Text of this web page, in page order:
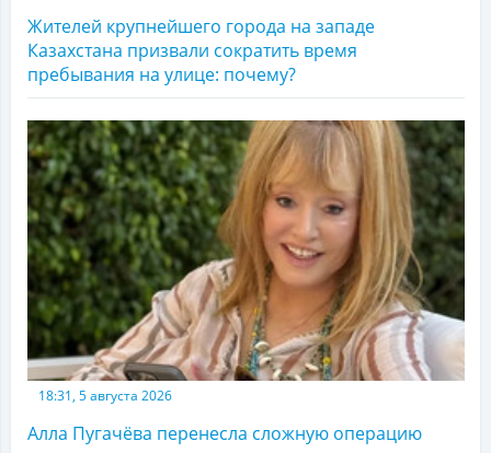
Жителей крупнейшего города на западе
Казахстана призвали сократить время
пребывания на улице: почему?
18:31, 5 августа 2026
Алла Пугачёва перенесла сложную операцию